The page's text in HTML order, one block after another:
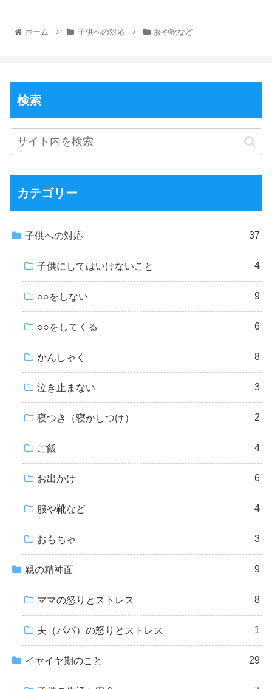
ホーム 子供への対応 服や靴など
検索
カテゴリー
子供への対応 37
子供にしてはいけないこと 4
○○をしない 9
○○をしてくる 6
かんしゃく 8
泣き止まない 3
寝つき（寝かしつけ） 2
ご飯 4
お出かけ 6
服や靴など 4
おもちゃ 3
親の精神面 9
ママの怒りとストレス 8
夫（パパ）の怒りとストレス 1
イヤイヤ期のこと 29